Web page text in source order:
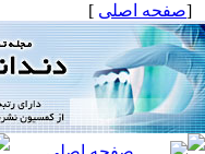
[صفحه اصلی ]